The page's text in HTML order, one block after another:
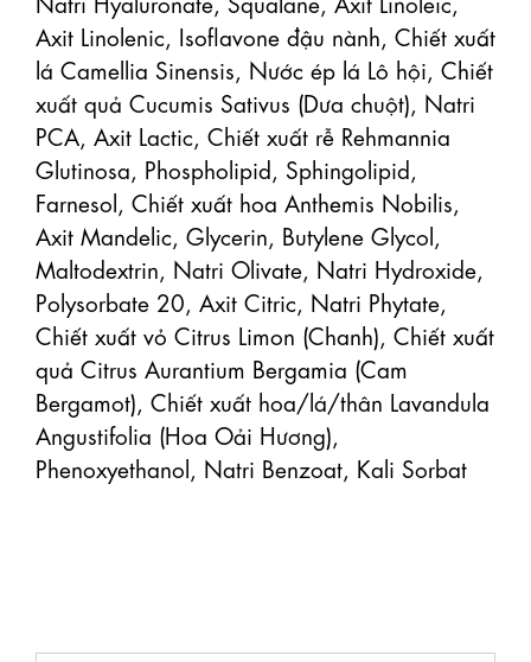
Axit Linolenic, Isoflavone đậu nành, Chiết xuất
lá Camellia Sinensis, Nước ép lá Lô hội, Chiết
xuất quả Cucumis Sativus (Dưa chuột), Natri
PCA, Axit Lactic, Chiết xuất rễ Rehmannia
Glutinosa, Phospholipid, Sphingolipid,
Farnesol, Chiết xuất hoa Anthemis Nobilis,
Axit Mandelic, Glycerin, Butylene Glycol,
Maltodextrin, Natri Olivate, Natri Hydroxide,
Polysorbate 20, Axit Citric, Natri Phytate,
Chiết xuất vỏ Citrus Limon (Chanh), Chiết xuất
quả Citrus Aurantium Bergamia (Cam
Bergamot), Chiết xuất hoa/lá/thân Lavandula
Angustifolia (Hoa Oải Hương),
Phenoxyethanol, Natri Benzoat, Kali Sorbat